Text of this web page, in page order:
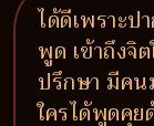
ได้ดีเพราะป
พูด เข้าถึงจิ
ปรึกษา มีคน
ใครได้พูดคุย